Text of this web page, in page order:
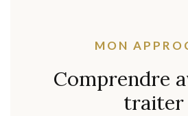
MON
Comprendre
traiter